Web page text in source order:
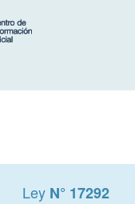
Ley N° 17292